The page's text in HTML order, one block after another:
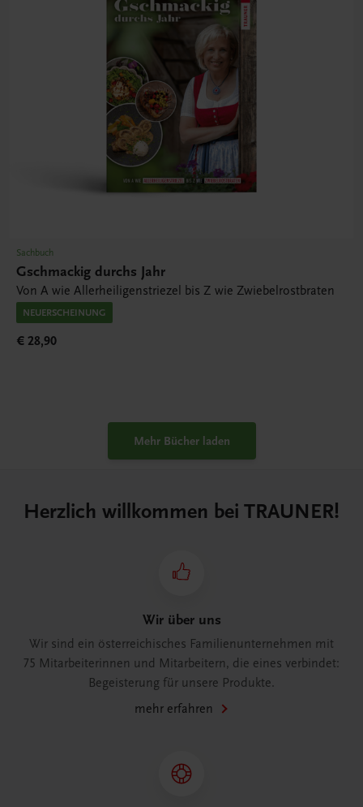
Sachbuch
Gschmackig durchs Jahr
Von A wie Allerheiligenstriezel bis Z wie Zwiebelrostbraten
NEUERSCHEINUNG
€ 28,90
Mehr Bücher laden
Herzlich willkommen bei TRAUNER!
Wir über uns
Wir sind ein österreichisches Familienunternehmen mit
75 Mitarbeiterinnen und Mitarbeitern, die eines verbindet:
Begeisterung für unsere Produkte.
mehr erfahren